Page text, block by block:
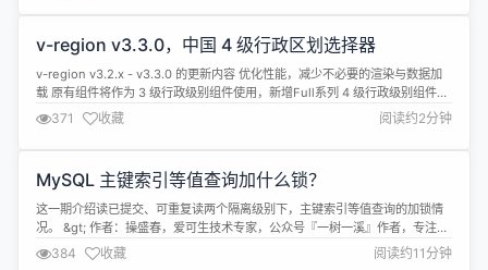
Elastic License 双重授权许可下作为开源软件发
v-region v3.3.0，中国 4 级行政区划选择器
v-region v3.2.x - v3.3.0 的更新内容 优化性能，减少不必要的渲染与数据加
载 原有组件将作为 3 级行政级别组件使用，新增Full系列 4 级行政级别组件，
以按需使用，避免不需要使用 4 级行政级别时，组件体积过大 移除resetapi,
需要清空选择内容时，请将v-model绑定的值设置为各级别均为undefined的
对象 Regio...
371 收藏 阅读约2分钟
MySQL 主键索引等值查询加什么锁？
这一期介绍读已提交、可重复读两个隔离级别下，主键索引等值查询的加锁情
况。 &gt; 作者：操盛春，爱可生技术专家，公众号『一树一溪』作者，专注于
研究 MySQL 和 OceanBase 源码。 &gt; 爱可生开源社区出品，原创内容未经
授权不得随意使用，转载请联系小编并注明来源。 &gt; 本文基于 MySQL
384 收藏 阅读约11分钟